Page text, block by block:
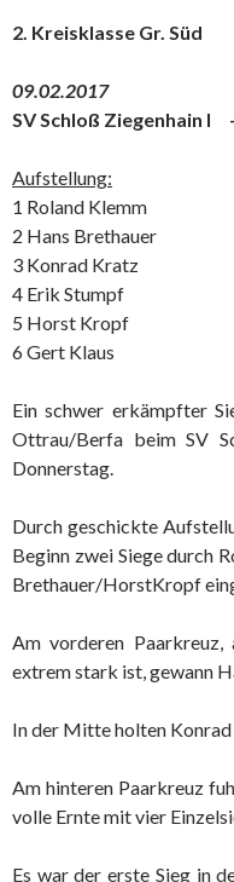
2. Kreisklasse Gr. Süd
09.02.2017
SV Schloß
Aufstellung:
1 Roland Klemm
2 Hans Brethauer
3 Konrad Kratz
4 Erik Stumpf
5 Horst Kropf
6 Gert Klaus
Ein schwer erkämpfter
Ottrau/Berfa beim SV
Donnerstag.
Durch geschickte
Beginn zwei Siege durch
Brethauer/HorstKropf
Am vorderen Paarkreuz,
extrem stark ist, gewann
In der Mitte holten Konrad
Am hinteren Paarkreuz
volle Ernte mit vier
Es war der erste Sieg in